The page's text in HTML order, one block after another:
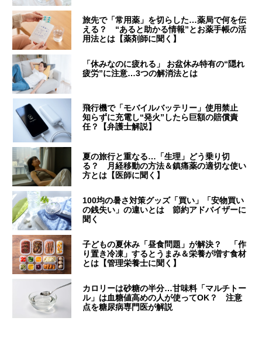
旅先で「常用薬」を切らした…薬局で何を伝
える？ “あると助かる情報”とお薬手帳の活
用法とは【薬剤師に聞く】
「休みなのに疲れる」 お盆休み特有の“隠れ
疲労”に注意…3つの解消法とは
飛行機で「モバイルバッテリー」使用禁止
知らずに充電し“発火”したら巨額の賠償責
任？【弁護士解説】
夏の旅行と重なる…「生理」どう乗り切
る？ 月経移動の方法＆鎮痛薬の適切な使い
方とは【医師に聞く】
100均の暑さ対策グッズ「買い」「安物買い
の銭失い」の違いとは 節約アドバイザーに
聞く
子どもの夏休み「昼食問題」が解決？ 「作
り置き冷凍」するとうまみ＆栄養が増す食材
とは【管理栄養士に聞く】
カロリーは砂糖の半分…甘味料「マルチトー
ル」は血糖値高めの人が使ってOK？ 注意
点を糖尿病専門医が解説